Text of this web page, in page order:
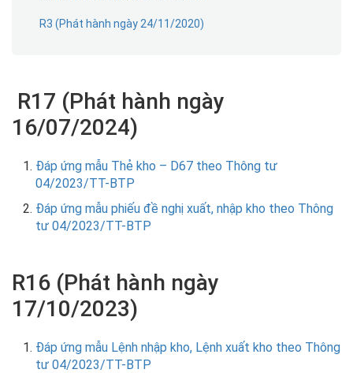
R3 (Phát hành ngày 24/11/2020)
R17 (Phát hành ngày
16/07/2024)
Đáp ứng mẫu Thẻ kho – D67 theo Thông tư
04/2023/TT-BTP
Đáp ứng mẫu phiếu đề nghị xuất, nhập kho theo Thông
tư 04/2023/TT-BTP
R16 (Phát hành ngày
17/10/2023)
Đáp ứng mẫu Lệnh nhập kho, Lệnh xuất kho theo Thông
tư 04/2023/TT-BTP